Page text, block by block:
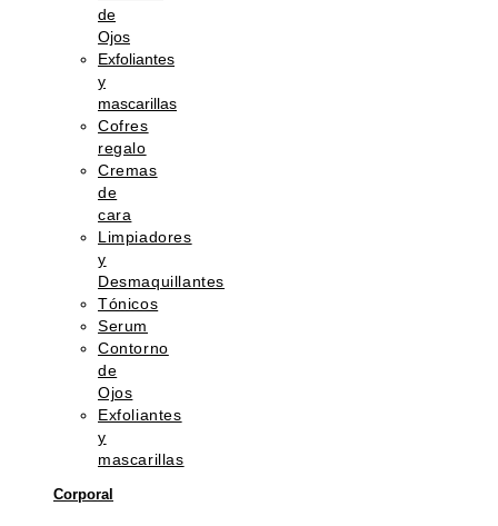
de
Ojos
Exfoliantes
y
mascarillas
Cofres
regalo
Cremas
de
cara
Limpiadores
y
Desmaquillantes
Tónicos
Serum
Contorno
de
Ojos
Exfoliantes
y
mascarillas
Corporal